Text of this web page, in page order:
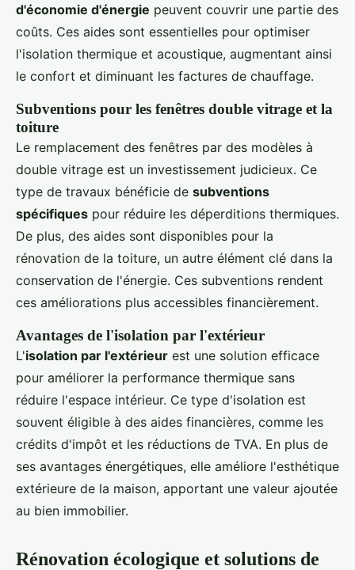
d'économie d'énergie peuvent couvrir une partie des
coûts. Ces aides sont essentielles pour optimiser
l'isolation thermique et acoustique, augmentant ainsi
le confort et diminuant les factures de chauffage.
Subventions pour les fenêtres double vitrage et la
toiture
Le remplacement des fenêtres par des modèles à
double vitrage est un investissement judicieux. Ce
type de travaux bénéficie de subventions
spécifiques pour réduire les déperditions thermiques.
De plus, des aides sont disponibles pour la
rénovation de la toiture, un autre élément clé dans la
conservation de l'énergie. Ces subventions rendent
ces améliorations plus accessibles financièrement.
Avantages de l'isolation par l'extérieur
L'isolation par l'extérieur est une solution efficace
pour améliorer la performance thermique sans
réduire l'espace intérieur. Ce type d'isolation est
souvent éligible à des aides financières, comme les
crédits d'impôt et les réductions de TVA. En plus de
ses avantages énergétiques, elle améliore l'esthétique
extérieure de la maison, apportant une valeur ajoutée
au bien immobilier.
Rénovation écologique et solutions de